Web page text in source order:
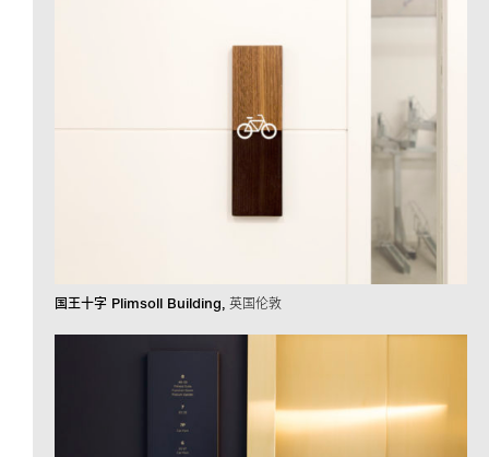
国王十字 Plimsoll Building 英国伦敦